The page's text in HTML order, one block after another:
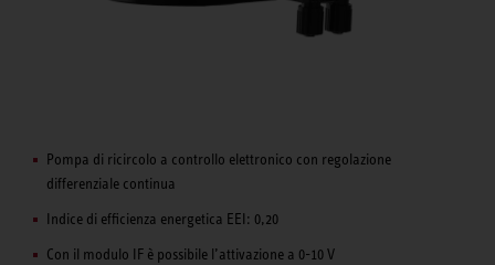
Pompa di ricircolo a controllo elettronico con regolazione
differenziale continua
Indice di efficienza energetica EEI: 0,20
Con il modulo IF è possibile l’attivazione a 0-10 V